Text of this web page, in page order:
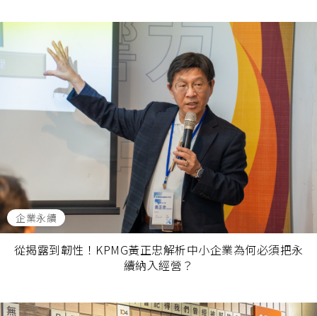
企業永續
從揭露到韌性！KPMG黃正忠解析中小企業為何必須把永
續納入經營？